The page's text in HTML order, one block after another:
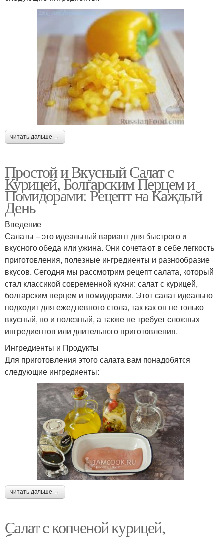
читать дальше →
Простой и Вкусный Салат с
Курицей, Болгарским Перцем и
Помидорами: Рецепт на Каждый
День
Введение
Салаты – это идеальный вариант для быстрого и
вкусного обеда или ужина. Они сочетают в себе легкость
приготовления, полезные ингредиенты и разнообразие
вкусов. Сегодня мы рассмотрим рецепт салата, который
стал классикой современной кухни: салат с курицей,
болгарским перцем и помидорами. Этот салат идеально
подходит для ежедневного стола, так как он не только
вкусный, но и полезный, а также не требует сложных
ингредиентов или длительного приготовления.
Ингредиенты и Продукты
Для приготовления этого салата вам понадобятся
следующие ингредиенты:
читать дальше →
Салат с копченой курицей,